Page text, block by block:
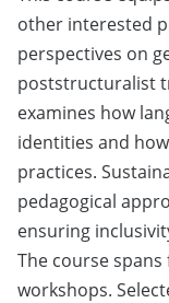
other interested
perspectives on
poststructuralist
examines how
identities and
practices.
pedagogical
ensuring
The course
workshops.